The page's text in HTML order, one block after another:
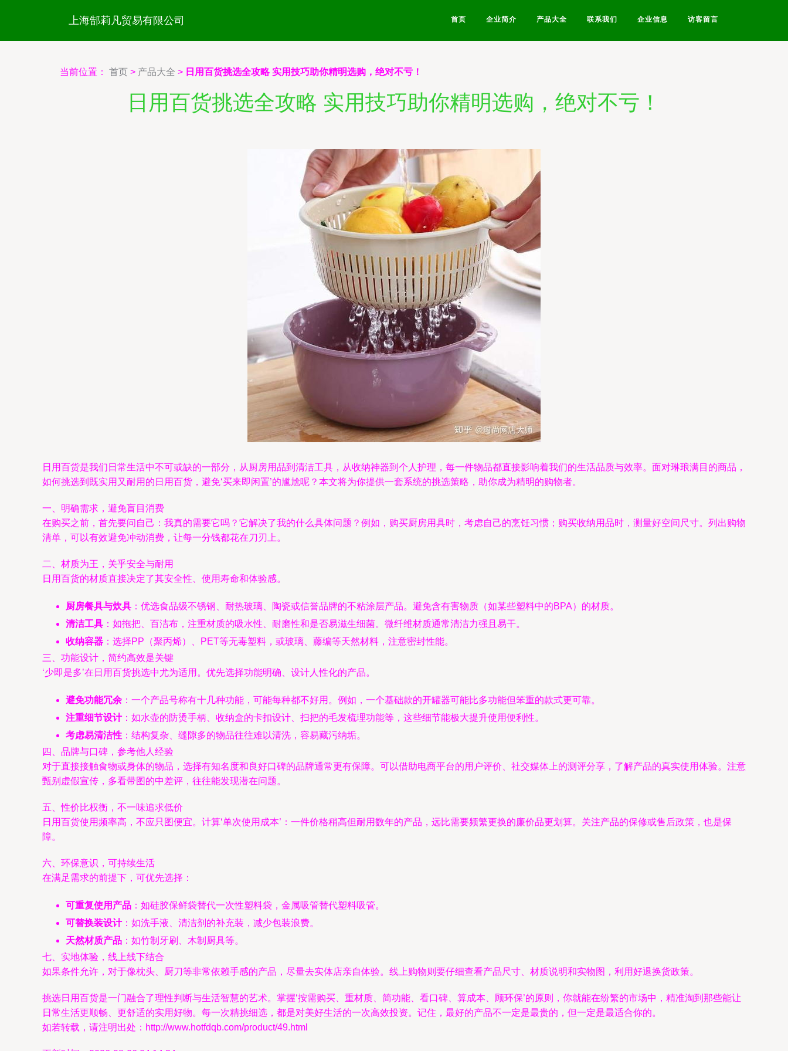
上海郜莉凡贸易有限公司 首页 企业简介 产品大全 联系我们 企业信息 访客留言
当前位置： 首页 > 产品大全 > 日用百货挑选全攻略 实用技巧助你精明选购，绝对不亏！
日用百货挑选全攻略 实用技巧助你精明选购，绝对不亏！
日用百货是我们日常生活中不可或缺的一部分，从厨房用品到清洁工具，从收纳神器到个人护理，每一件物品都直接影响着我们的生活品质与效率。面对琳琅满目的商品，
如何挑选到既实用又耐用的日用百货，避免‘买来即闲置’的尴尬呢？本文将为你提供一套系统的挑选策略，助你成为精明的购物者。
一、明确需求，避免盲目消费
在购买之前，首先要问自己：我真的需要它吗？它解决了我的什么具体问题？例如，购买厨房用具时，考虑自己的烹饪习惯；购买收纳用品时，测量好空间尺寸。列出购物
清单，可以有效避免冲动消费，让每一分钱都花在刀刃上。
二、材质为王，关乎安全与耐用
日用百货的材质直接决定了其安全性、使用寿命和体验感。
厨房餐具与炊具 ：优选食品级不锈钢、耐热玻璃、陶瓷或信誉品牌的不粘涂层产品。避免含有害物质（如某些塑料中的BPA）的材质。
清洁工具 ：如拖把、百洁布，注重材质的吸水性、耐磨性和是否易滋生细菌。微纤维材质通常清洁力强且易干。
收纳容器 ：选择PP（聚丙烯）、PET等无毒塑料，或玻璃、藤编等天然材料，注意密封性能。
三、功能设计，简约高效是关键
‘少即是多’在日用百货挑选中尤为适用。优先选择功能明确、设计人性化的产品。
避免功能冗余 ：一个产品号称有十几种功能，可能每种都不好用。例如，一个基础款的开罐器可能比多功能但笨重的款式更可靠。
注重细节设计：如水壶的防烫手柄、收纳盒的卡扣设计、扫把的毛发梳理功能等，这些细节能极大提升使用便利性。
考虑易清洁性 ：结构复杂、缝隙多的物品往往难以清洗，容易藏污纳垢。
四、品牌与口碑，参考他人经验
对于直接接触食物或身体的物品，选择有知名度和良好口碑的品牌通常更有保障。可以借助电商平台的用户评价、社交媒体上的测评分享，了解产品的真实使用体验。注意
甄别虚假宣传，多看带图的中差评，往往能发现潜在问题。
五、性价比权衡，不一味追求低价
日用百货使用频率高，不应只图便宜。计算‘单次使用成本’：一件价格稍高但耐用数年的产品，远比需要频繁更换的廉价品更划算。关注产品的保修或售后政策，也是保
障。
六、环保意识，可持续生活
在满足需求的前提下，可优先选择：
可重复使用产品 ：如硅胶保鲜袋替代一次性塑料袋，金属吸管替代塑料吸管。
可替换装设计：如洗手液、清洁剂的补充装，减少包装浪费。
天然材质产品 ：如竹制牙刷、木制厨具等。
七、实地体验，线上线下结合
如果条件允许，对于像枕头、厨刀等非常依赖手感的产品，尽量去实体店亲自体验。线上购物则要仔细查看产品尺寸、材质说明和实物图，利用好退换货政策。
挑选日用百货是一门融合了理性判断与生活智慧的艺术。掌握‘按需购买、重材质、简功能、看口碑、算成本、顾环保’的原则，你就能在纷繁的市场中，精准淘到那些能让
日常生活更顺畅、更舒适的实用好物。每一次精挑细选，都是对美好生活的一次高效投资。记住，最好的产品不一定是最贵的，但一定是最适合你的。
如若转载，请注明出处：http://www.hotfdqb.com/product/49.html